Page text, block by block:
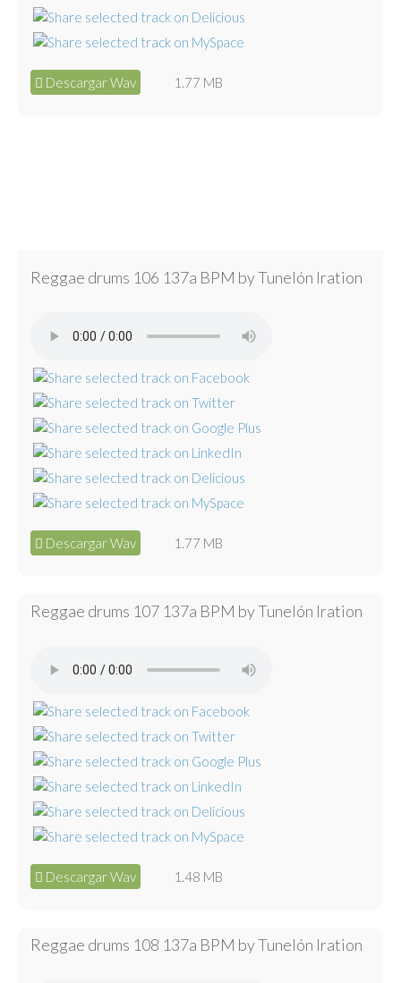
Descargar Wav 1.77 MB
Reggae drums 106 137a BPM by Tunelón Iration
Descargar Wav 1.77 MB
Reggae drums 107 137a BPM by Tunelón Iration
Descargar Wav 1.48 MB
Reggae drums 108 137a BPM by Tunelón Iration